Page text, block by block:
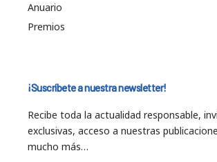
Anuario
Premios
¡Suscríbete a nuestra newsletter!
Recibe toda la actualidad responsable,
exclusivas, acceso a nuestras
mucho más…